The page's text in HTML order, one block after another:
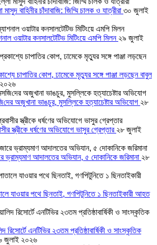
বাহিনীর চাঁদাবাজি: জিম্মি চালক ও যাত্রীরা ৩০ জুলাই
ওয়াটার কনসালটেটিভ মিটিংয়ে এমপি মিলন ২৯ জুলাই
চাপাতির কোপ, ঢামেকে মৃত্যুর সঙ্গে পাঞ্জা লড়ছেন বাবুল
অজুখানা ভাঙচুর, মুসল্লিকে হত্যাচেষ্টার অভিযোগ ২৮
স্ত্রীকে ধর্ষণের অভিযোগে ভাসুর গ্রেপ্তার ২৮ জুলাই
ভ্রাম্যমাণ আদালতের অভিযান, ৫ দোকানিকে জরিমানা ২৮
যাওয়ার পথে ছিনতাই, গণপিটুনিতে ১ ছিনতাইকারী আহত
রিসোর্টে এনটিভির ২৩তম প্রতিষ্ঠাবার্ষিকী ও সাংস্কৃতিক
জুলাই ২০২৬